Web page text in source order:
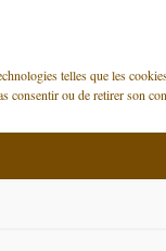
telles que les
consentir ou de retirer son